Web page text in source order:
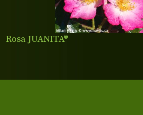
Rosa JUANITA®